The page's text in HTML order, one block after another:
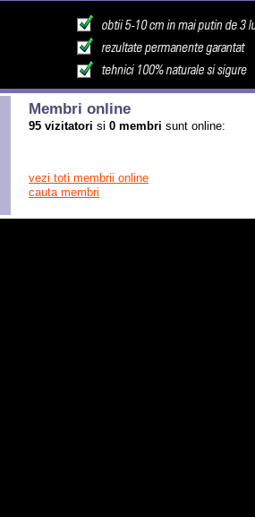
Membri online
95 vizitatori si 0 membri sunt online:
vezi toti membrii online
cauta membri